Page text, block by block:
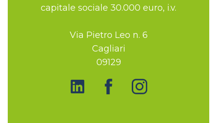
capitale sociale 30.000 euro, i.v.
Via Pietro Leo n. 6
Cagliari
09129